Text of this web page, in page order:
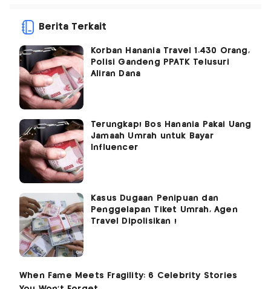
Berita Terkait
Korban Hanania Travel 1.430 Orang,
Polisi Gandeng PPATK Telusuri
Aliran Dana
Terungkap! Bos Hanania Pakai Uang
Jamaah Umrah untuk Bayar
Influencer
Kasus Dugaan Penipuan dan
Penggelapan Tiket Umrah, Agen
Travel Dipolisikan !